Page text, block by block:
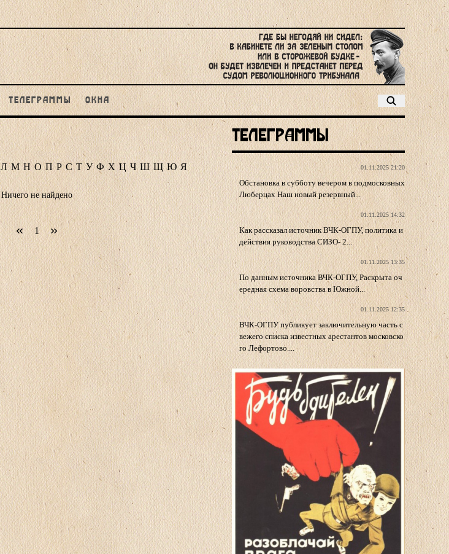
ТЕЛЕГРАММЫ ОКНА
Л М Н О П Р С Т У Ф Х Ц Ч Ш Щ Ю Я
Ничего не найдено
1
Телеграммы
01.11.2025 21:20
Обстановка в субботу вечером в подмосковных
Люберцах Наш новый резервный...
01.11.2025 14:32
Как рассказал источник ВЧК-ОГПУ, политика и
действия руководства СИЗО- 2...
01.11.2025 13:35
По данным источника ВЧК-ОГПУ, Раскрыта оч
ередная схема воровства в Южной...
01.11.2025 12:35
ВЧК-ОГПУ публикует заключительную часть с
вежего списка известных арестантов московско
го Лефортово....